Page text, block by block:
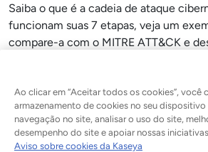
Saiba o que é a cadeia de ataque
funcionam suas 7 etapas, veja um
compare-a com o MITRE ATT&CK e
Leia a postagem do blog
Ao clicar em “Aceitar todos os cookies”, você
armazenamento de cookies no seu dispositivo
navegação no site, analisar o uso do site,
desempenho do site e apoiar nossas
Aviso sobre cookies da Kaseya